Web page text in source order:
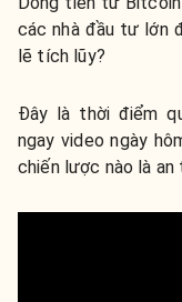
các nhà đầu tư lớn
lẽ tích lũy?
Đây là thời điểm
ngay video ngày
chiến lược nào là an